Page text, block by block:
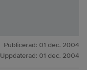
Publicerad: 01 dec. 2004
Uppdaterad: 01 dec. 2004